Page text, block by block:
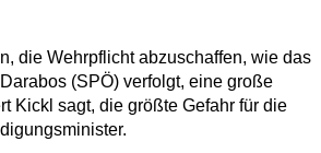
die Wehrpflicht abzuschaffen, wie das
(SPÖ) verfolgt, eine große
Kickl sagt, die größte Gefahr für die